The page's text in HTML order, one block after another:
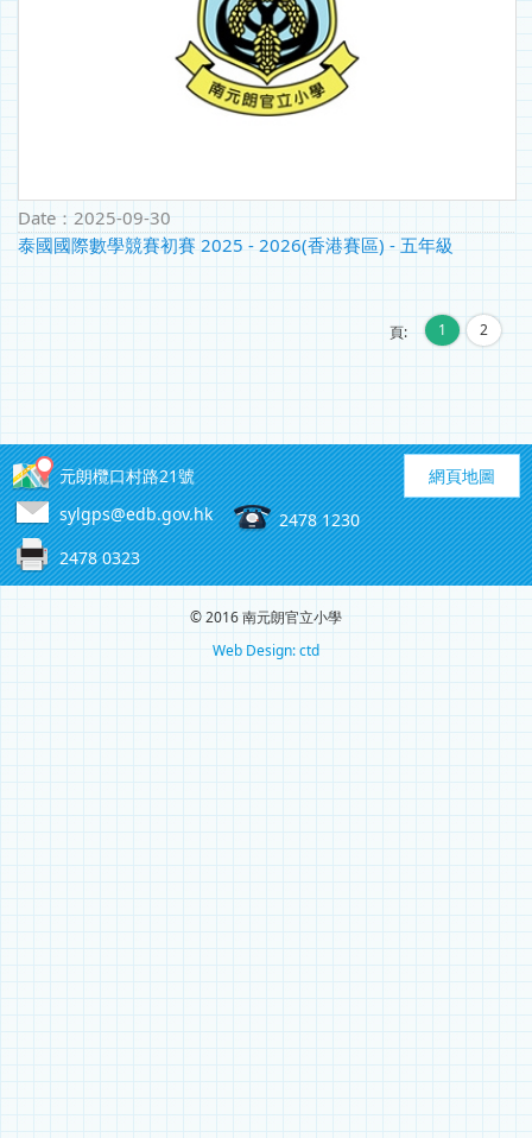
Date： 2025-09-30
泰國國際數學競賽初賽 2025 - 2026(香港賽區) - 五年級
頁: 1 2
網頁地圖
元朗欖口村路21號
sylgps@edb.gov.hk
2478 1230
2478 0323
© 2016 南元朗官立小學
Web Design: ctd